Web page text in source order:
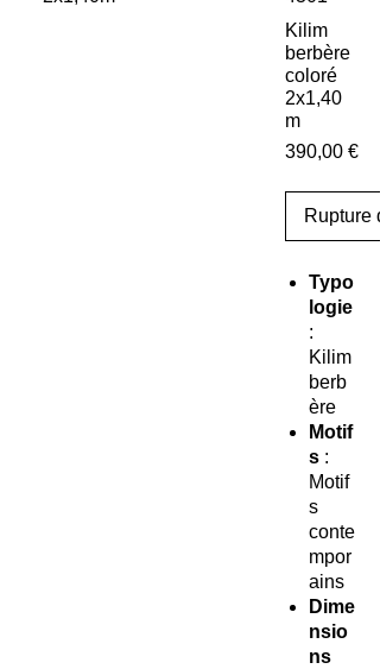
Kilim
berbère
coloré
2x1,40
m
390,00 €Prix
Rupture
Typo
logie
:
Kilim
berb
ère
Motif
s :
Motif
s
conte
mpor
ains
Dime
nsio
ns